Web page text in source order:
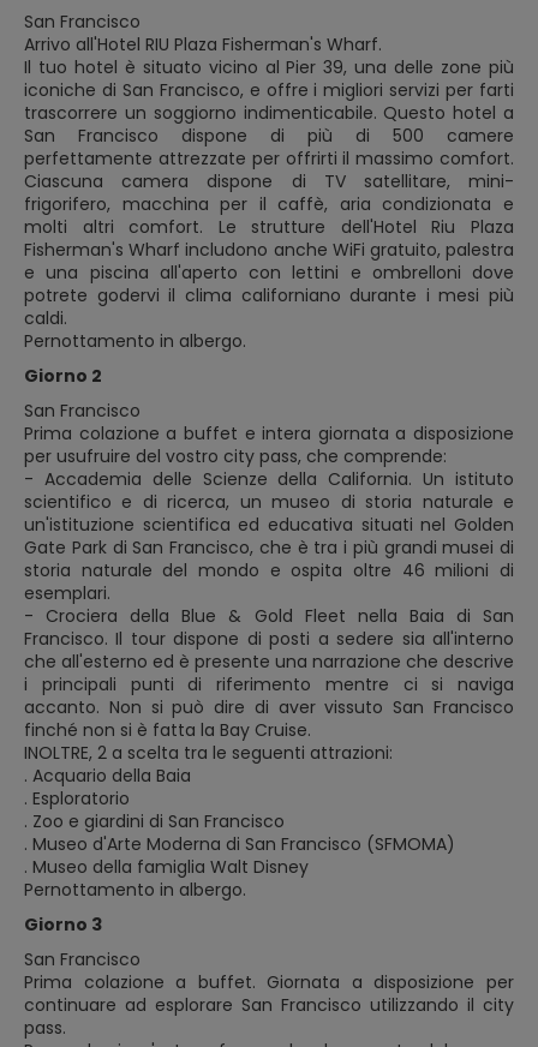
San Francisco
Arrivo all'Hotel RIU Plaza Fisherman's Wharf.
Il tuo hotel è situato vicino al Pier 39, una delle zone più
iconiche di San Francisco, e offre i migliori servizi per farti
trascorrere un soggiorno indimenticabile. Questo hotel a
San Francisco dispone di più di 500 camere
perfettamente attrezzate per offrirti il ​​massimo comfort.
Ciascuna camera dispone di TV satellitare, mini-
frigorifero, macchina per il caffè, aria condizionata e
molti altri comfort. Le strutture dell'Hotel Riu Plaza
Fisherman's Wharf includono anche WiFi gratuito, palestra
e una piscina all'aperto con lettini e ombrelloni dove
potrete godervi il clima californiano durante i mesi più
caldi.
Pernottamento in albergo.
Giorno 2
San Francisco
Prima colazione a buffet e intera giornata a disposizione
per usufruire del vostro city pass, che comprende:
- Accademia delle Scienze della California. Un istituto
scientifico e di ricerca, un museo di storia naturale e
un'istituzione scientifica ed educativa situati nel Golden
Gate Park di San Francisco, che è tra i più grandi musei di
storia naturale del mondo e ospita oltre 46 milioni di
esemplari.
- Crociera della Blue & Gold Fleet nella Baia di San
Francisco. Il tour dispone di posti a sedere sia all'interno
che all'esterno ed è presente una narrazione che descrive
i principali punti di riferimento mentre ci si naviga
accanto. Non si può dire di aver vissuto San Francisco
finché non si è fatta la Bay Cruise.
INOLTRE, 2 a scelta tra le seguenti attrazioni:
. Acquario della Baia
. Esploratorio
. Zoo e giardini di San Francisco
. Museo d'Arte Moderna di San Francisco (SFMOMA)
. Museo della famiglia Walt Disney
Pernottamento in albergo.
Giorno 3
San Francisco
Prima colazione a buffet. Giornata a disposizione per
continuare ad esplorare San Francisco utilizzando il city
pass.